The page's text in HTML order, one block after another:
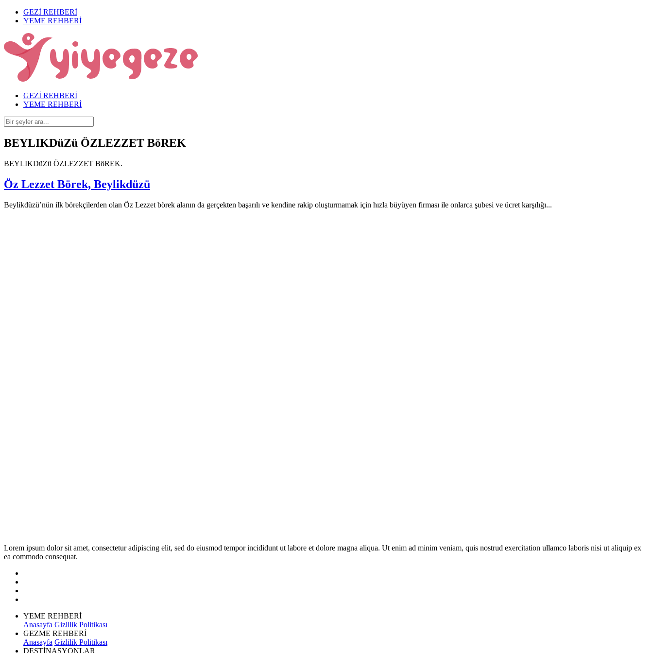
GEZİ REHBERİ
YEME REHBERİ
GEZİ REHBERİ
YEME REHBERİ
BEYLIKDüZü ÖZLEZZET BöREK
BEYLIKDüZü ÖZLEZZET BöREK.
Öz Lezzet Börek, Beylikdüzü
Beylikdüzü’nün ilk börekçilerden olan Öz Lezzet börek alanın da gerçekten başarılı ve kendine rakip oluşturmamak için hızla büyüyen firması ile onlarca şubesi ve ücret karşılığı...
Lorem ipsum dolor sit amet, consectetur adipiscing elit, sed do eiusmod tempor incididunt ut labore et dolore magna aliqua. Ut enim ad minim veniam, quis nostrud exercitation ullamco laboris nisi ut aliquip ex
ea commodo consequat.
YEME REHBERİ
Anasayfa Gizlilik Politikası
GEZME REHBERİ
Anasayfa Gizlilik Politikası
DESTİNASYONLAR